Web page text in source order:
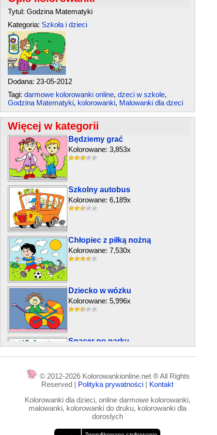
Tytul: Godzina Matematyki
Kategoria: Szkoła i dzieci
Dodana: 23-05-2012
Tagi: darmowe kolorowanki online, dzeci w szkole,
Godzina Matematyki, kolorowanki, Malowanki dla dzeci
Więcej w kategorii
Będziemy grać
Kolorowane: 3,853x
Szkolny autobus
Kolorowane: 6,189x
Chłopiec z piłką nożną
Kolorowane: 7,530x
Dziecko w wózku
Kolorowane: 5,996x
Spacer po parku
Kolorowane: 7,904x
© 2012-2026 Kolorowankionline.net ® All Rights
Reserved | Polityka prywatności | Kontakt
Kolorowanki dla dzieci, online darmowe kolorowanki,
malowanki, kolorowanki do druku, kolorowanki dla
doroslych